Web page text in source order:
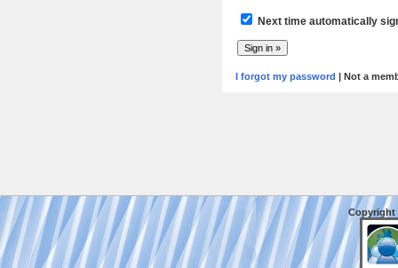
Next time automatically
I forgot my password | Not a
Copyright